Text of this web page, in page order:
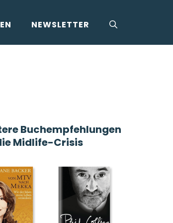
NEWSLETTER
Buchempfehlungen
Midlife-Crisis